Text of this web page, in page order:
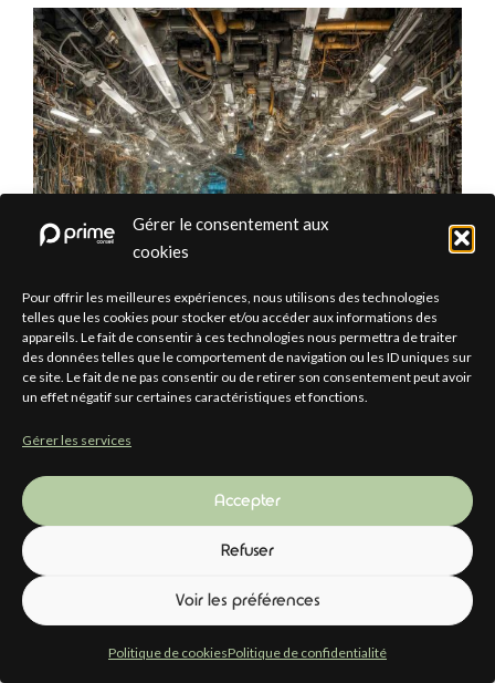
Gérer le consentement aux
cookies
Pour offrir les meilleures expériences, nous utilisons des technologies
telles que les cookies pour stocker et/ou accéder aux informations des
appareils. Le fait de consentir à ces technologies nous permettra de traiter
des données telles que le comportement de navigation ou les ID uniques sur
ce site. Le fait de ne pas consentir ou de retirer son consentement peut avoir
un effet négatif sur certaines caractéristiques et fonctions.
Gérer les services
Accepter
Refuser
Voir les préférences
Politique de cookiesPolitique de confidentialité
Il est de plus en plus fréquent de croiser des clauses de
réversibilité dans les contrats conclus par les directions
des systèmes d’information (DSI) des sociétés. Ces
clauses figurent désormais, au même titre que les SLA et
autres SOW, parmi les incontournables des contrats
d’infogérance, TMA (tierce maintenance applicative) et
autres contrats conclus avec les …Lire plus